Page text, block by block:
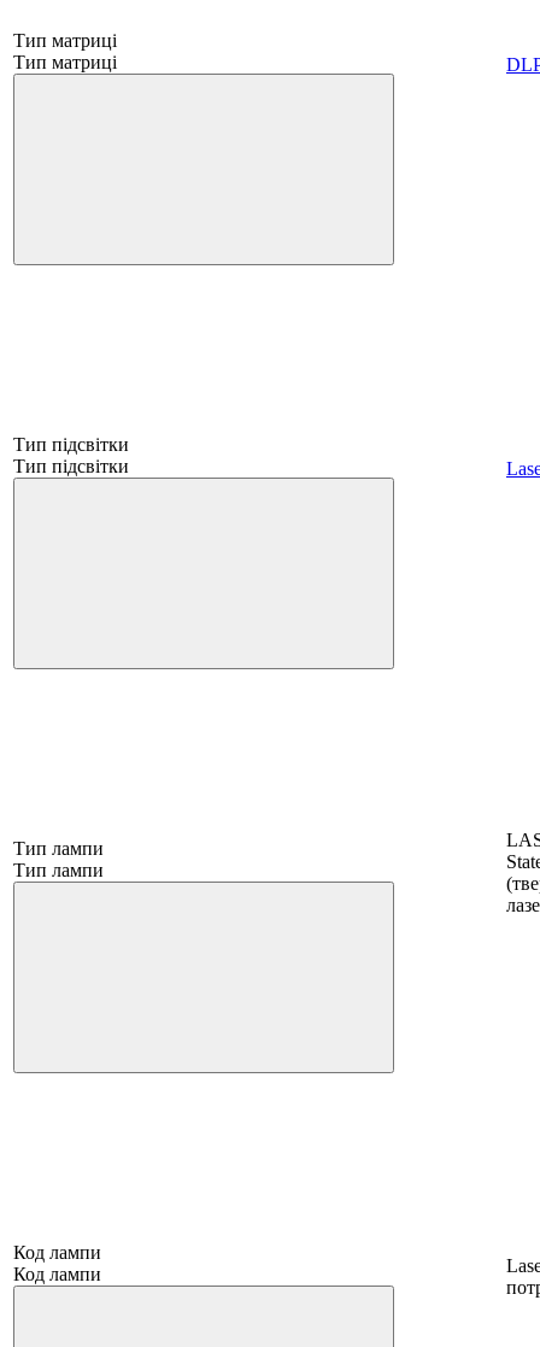
Тип матриці
Тип матриці
Тип підсвітки
Тип підсвітки
Тип лампи
Тип лампи
Код лампи
Код лампи